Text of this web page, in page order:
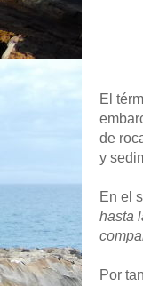
El
de
y
En el
hasta
Por